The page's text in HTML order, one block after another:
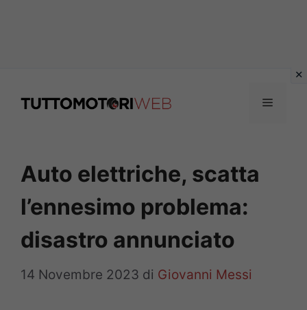
Menu
Auto elettriche, scatta
l’ennesimo problema:
disastro annunciato
14 Novembre 2023 di Giovanni Messi